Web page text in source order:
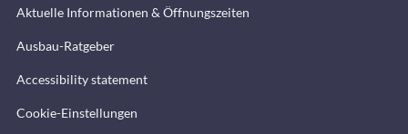
Aktuelle Informationen & Öffnungszeiten
Ausbau-Ratgeber
Accessibility statement
Cookie-Einstellungen